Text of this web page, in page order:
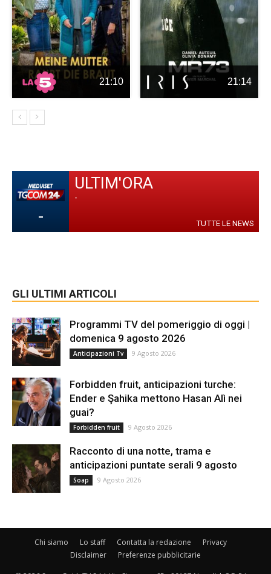
21:10 21:14
-
ULTIM'ORA
-
TUTTE LE NEWS
GLI ULTIMI ARTICOLI
Programmi TV del pomeriggio di oggi |
domenica 9 agosto 2026
Anticipazioni Tv 9 Agosto 2026
Forbidden fruit, anticipazioni turche:
Ender e Şahika mettono Hasan Alì nei
guai?
Forbidden fruit 9 Agosto 2026
Racconto di una notte, trama e
anticipazioni puntate serali 9 agosto
Soap 9 Agosto 2026
Chi siamo Lo staff Contatta la redazione
Privacy
Disclaimer
Preferenze pubblicitarie